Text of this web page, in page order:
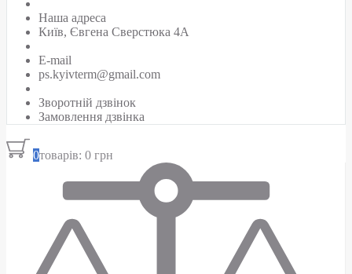
Наша адреса
Київ, Євгена Сверстюка 4А
E-mail
ps.kyivterm@gmail.com
Зворотній дзвінок
Замовлення дзвінка
0товарів: 0 грн